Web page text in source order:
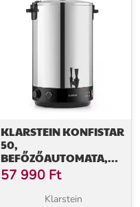
KLARSTEIN KONFISTAR
50,
BEFŐZŐAUTOMATA,
ITALADAGOLÓ, 50 L,
100 °C, 120 PERC,
ROZSDAMENTES ACÉL
57 990 Ft
Klarstein